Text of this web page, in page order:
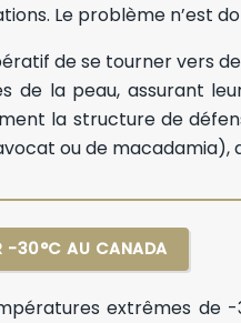
Le problème n’est
de se tourner vers
de la peau, assurant
la structure de
ou de
-30°C AU CANADA
extrêmes de